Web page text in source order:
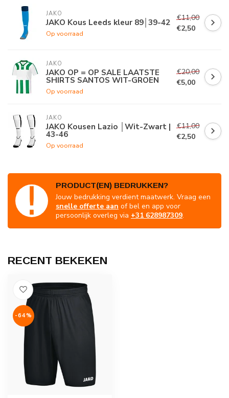
JAKO
JAKO Kous Leeds kleur 89│39-42
Op voorraad
€11,00
€2,50
JAKO
JAKO OP = OP SALE LAATSTE
SHIRTS SANTOS WIT-GROEN
Op voorraad
€20,00
€5,00
JAKO
JAKO Kousen Lazio │Wit-Zwart |
43-46
Op voorraad
€11,00
€2,50
PRODUCT(EN) BEDRUKKEN?
Jouw bedrukking verdient maatwerk. Vraag een
snelle offerte aan of bel en app voor
persoonlijk overleg via +31 628987309.
RECENT BEKEKEN
-64%